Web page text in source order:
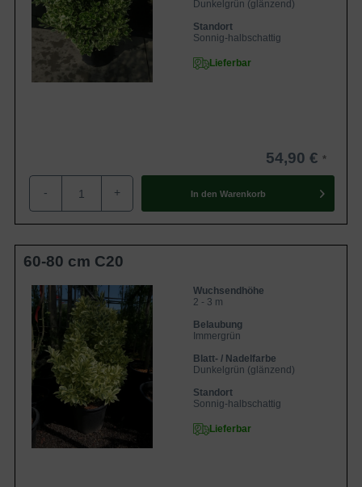
Dunkelgrün (glänzend)
Standort
Sonnig-halbschattig
Lieferbar
54,90 €
- + In den Warenkorb
60-80 cm C20
Wuchsendhöhe
2 - 3 m
Belaubung
Immergrün
Blatt- / Nadelfarbe
Dunkelgrün (glänzend)
Standort
Sonnig-halbschattig
Lieferbar